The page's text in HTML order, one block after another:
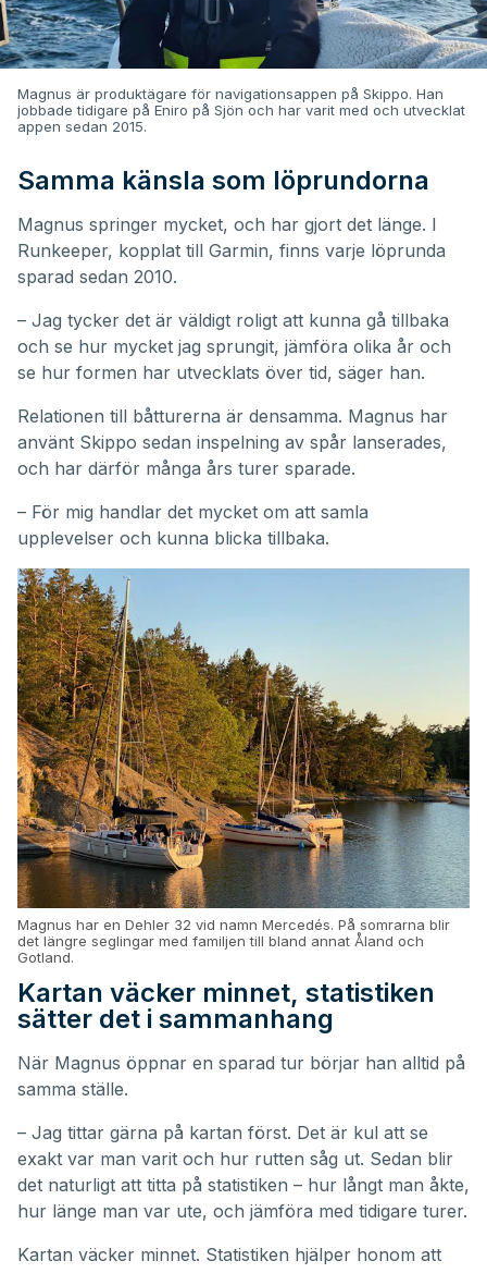
Magnus är produktägare för navigationsappen på Skippo. Han
jobbade tidigare på Eniro på Sjön och har varit med och utvecklat
appen sedan 2015.
Samma känsla som löprundorna
Magnus springer mycket, och har gjort det länge. I
Runkeeper, kopplat till Garmin, finns varje löprunda
sparad sedan 2010.
– Jag tycker det är väldigt roligt att kunna gå tillbaka
och se hur mycket jag sprungit, jämföra olika år och
se hur formen har utvecklats över tid, säger han.
Relationen till båtturerna är densamma. Magnus har
använt Skippo sedan inspelning av spår lanserades,
och har därför många års turer sparade.
– För mig handlar det mycket om att samla
upplevelser och kunna blicka tillbaka.
Magnus har en Dehler 32 vid namn Mercedés. På somrarna blir
det längre seglingar med familjen till bland annat Åland och
Gotland.
Kartan väcker minnet, statistiken
sätter det i sammanhang
När Magnus öppnar en sparad tur börjar han alltid på
samma ställe.
– Jag tittar gärna på kartan först. Det är kul att se
exakt var man varit och hur rutten såg ut. Sedan blir
det naturligt att titta på statistiken – hur långt man åkte,
hur länge man var ute, och jämföra med tidigare turer.
Kartan väcker minnet. Statistiken hjälper honom att